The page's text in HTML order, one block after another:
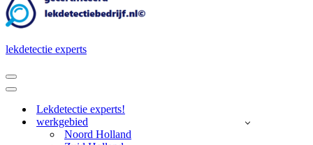
lekdetectie experts
Navigatie
Menu
Navigatie
Lekdetectie experts!
werkgebied
Noord Holland